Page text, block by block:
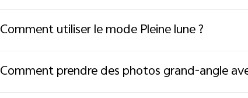
Comment utiliser le mode Pleine lune ?
Comment prendre des photos grand-angle